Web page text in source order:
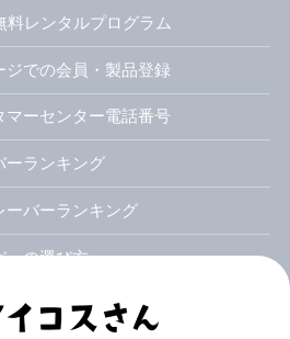
料レンタルプログラム
ジでの会員・製品登録
マーセンター電話番号
ーランキング
ーバーランキング
ーの選び方
ニコチン0スティック「ザサード